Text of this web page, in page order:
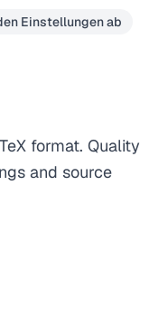
Einstellungen ab
format. Quality
and source